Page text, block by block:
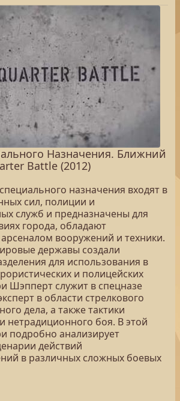
Назначения. Ближний
Battle (2012)
назначения входят в
сил, полиции и
служб и предназначены для
города, обладают
вооружений и техники.
державы создали
для использования в
и полицейских
Шэпперт служит в спецназе
в области стрелкового
дела, а также тактики
нетрадиционного боя. В этой
подробно анализирует
действий
в различных сложных боевых